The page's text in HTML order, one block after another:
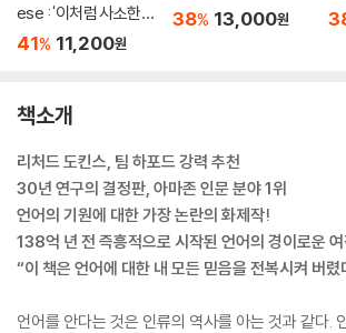
ese : '이처럼 사소한
것들' 원서
41% 11,200원
38% 13,000원
책소개
리처드 도킨스, 팀 하포드 강력 추천
30년 연구의 결정판, 아마존 인문 분야 1위
언어의 기원에 대한 가장 논란의 화제작!
138억 년 전 즉흥적으로 시작된 언어의 경이로운
“이 책은 언어에 대한 내 모든 믿음을 전복시켜 버렸
언어를 안다는 것은 인류의 역사를 아는 것과 같다.